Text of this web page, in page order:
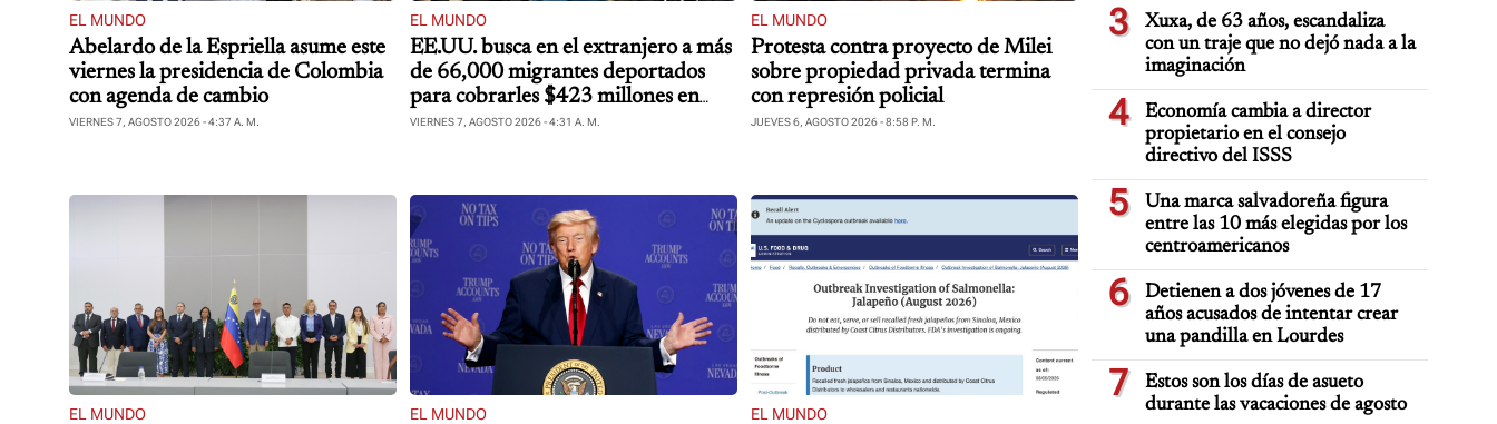
EL MUNDO
Abelardo de la Espriella asume este
viernes la presidencia de Colombia
con agenda de cambio
VIERNES 7, AGOSTO 2026 - 4:37 A. M.
EL MUNDO
EE.UU. busca en el extranjero a más
de 66,000 migrantes deportados
para cobrarles $423 millones en
multas
VIERNES 7, AGOSTO 2026 - 4:31 A. M.
EL MUNDO
Protesta contra proyecto de Milei
sobre propiedad privada termina
con represión policial
JUEVES 6, AGOSTO 2026 - 8:58 P. M.
EL MUNDO EL MUNDO EL MUNDO
3
Xuxa, de 63 años, escandaliza
con un traje que no dejó nada a la
imaginación
4
Economía cambia a director
propietario en el consejo
directivo del ISSS
5
Una marca salvadoreña figura
entre las 10 más elegidas por los
centroamericanos
6
Detienen a dos jóvenes de 17
años acusados de intentar crear
una pandilla en Lourdes
7
Estos son los días de asueto
durante las vacaciones de agosto